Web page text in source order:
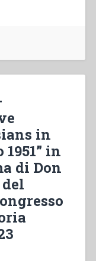
in
in
di Don